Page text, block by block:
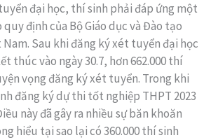
đại học, thí sinh phải đáp ứng một
định của Bộ Giáo dục và Đào tạo
Nam. Sau khi đăng ký xét tuyển đại học
thúc vào ngày 30.7, hơn 662.000 thí
vọng đăng ký xét tuyển. Trong khi
đăng ký dự thi tốt nghiệp THPT 2023
này đã gây ra nhiều sự băn khoăn
hiểu tại sao lại có 360.000 thí sinh